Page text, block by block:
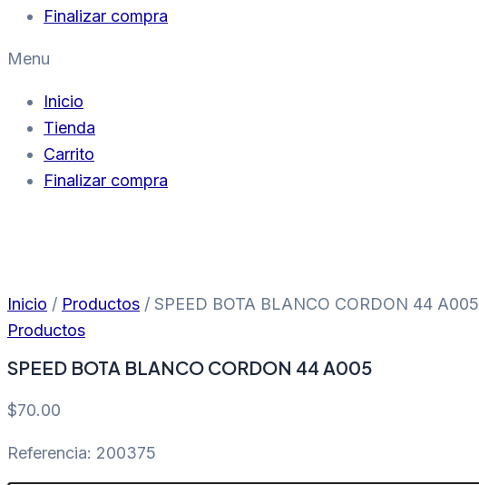
Finalizar compra
Menu
Inicio
Tienda
Carrito
Finalizar compra
Inicio / Productos / SPEED BOTA BLANCO CORDON 44 A005
Productos
SPEED BOTA BLANCO CORDON 44 A005
$70.00
Referencia: 200375